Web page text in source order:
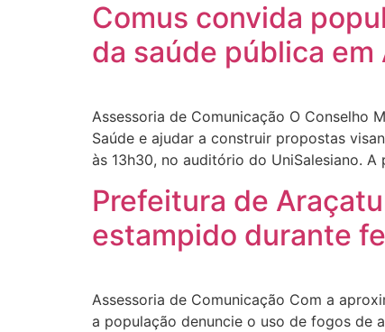
Comus convida
da saúde pública em
Assessoria de Comunicação O Conselho
Saúde e ajudar a construir propostas
às 13h30, no auditório do UniSalesiano.
Prefeitura de
estampido durante
Assessoria de Comunicação Com a
a população denuncie o uso de fogos de